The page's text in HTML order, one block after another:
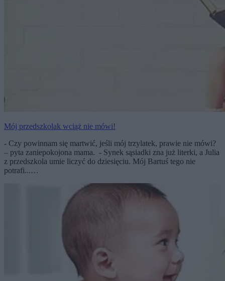
Mój przedszkolak wciąż nie mówi!
- Czy powinnam się martwić, jeśli mój trzylatek, prawie nie mówi?
– pyta zaniepokojona mama. - Synek sąsiadki zna już literki, a Julia
z przedszkola umie liczyć do dziesięciu. Mój Bartuś tego nie
potrafi...…